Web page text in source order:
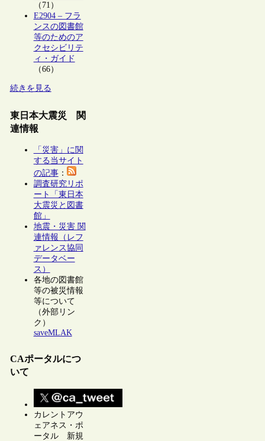
（71）
E2904 – フラ
ンスの図書館
等のためのア
クセシビリテ
ィ・ガイド
（66）
続きを見る
東日本大震災 関
連情報
「災害」に関
する当サイト
の記事：
調査研究リポ
ート「東日本
大震災と図書
館」
地震・災害 関
連情報（レフ
ァレンス協同
データベー
ス）
各地の図書館
等の被災情報
等について
（外部リン
ク）
saveMLAK
CAポータルにつ
いて
カレントアウ
ェアネス・ポ
ータル 新規